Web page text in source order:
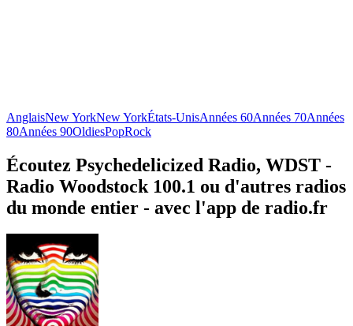
AnglaisNew YorkNew YorkÉtats-UnisAnnées 60Années 70Années
80Années 90OldiesPopRock
Écoutez Psychedelicized Radio, WDST -
Radio Woodstock 100.1 ou d'autres radios
du monde entier - avec l'app de radio.fr